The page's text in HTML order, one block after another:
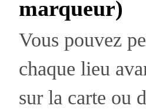
marqueur)
Vous pouvez
chaque lieu
sur la carte ou